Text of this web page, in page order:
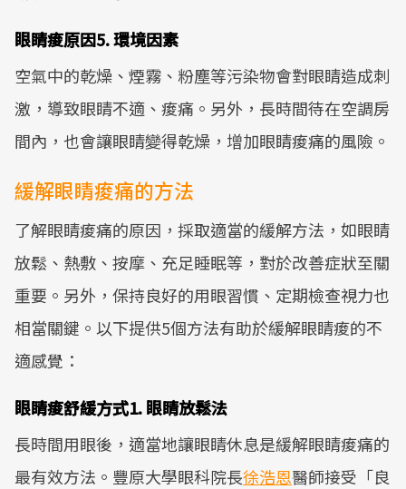
眼睛痠原因5. 環境因素
空氣中的乾燥、煙霧、粉塵等污染物會對眼睛造成刺
激，導致眼睛不適、痠痛。另外，長時間待在空調房
間內，也會讓眼睛變得乾燥，增加眼睛痠痛的風險。
緩解眼睛痠痛的方法
了解眼睛痠痛的原因，採取適當的緩解方法，如眼睛
放鬆、熱敷、按摩、充足睡眠等，對於改善症狀至關
重要。另外，保持良好的用眼習慣、定期檢查視力也
相當關鍵。以下提供5個方法有助於緩解眼睛痠的不
適感覺：
眼睛痠舒緩方式1. 眼睛放鬆法
長時間用眼後，適當地讓眼睛休息是緩解眼睛痠痛的
最有效方法。豐原大學眼科院長徐浩恩醫師接受「良